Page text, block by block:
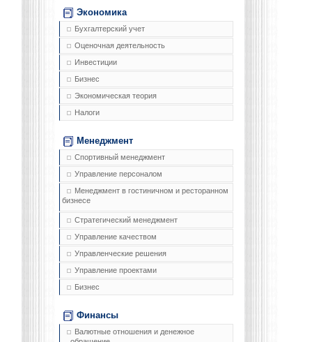
Экономика
Бухгалтерский учет
Оценочная деятельность
Инвестиции
Бизнес
Экономическая теория
Налоги
Менеджмент
Спортивный менеджмент
Управление персоналом
Менеджмент в гостиничном и ресторанном
бизнесе
Стратегический менеджмент
Управление качеством
Управленческие решения
Управление проектами
Бизнес
Финансы
Валютные отношения и денежное